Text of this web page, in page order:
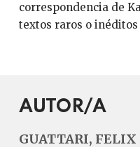
correspondencia de
textos raros o inéditos
AUTOR/A
GUATTARI, FELIX